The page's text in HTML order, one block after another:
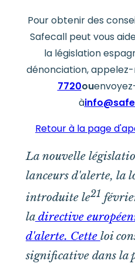
Pour obtenir des
Safecall peut vous
la législation
dénonciation, appelez-
7720ou
à
Retour à la page
La nouvelle
lanceurs d'alerte, la
introduite le21
ladirective
d'alerte. Cette loi
significative dans la